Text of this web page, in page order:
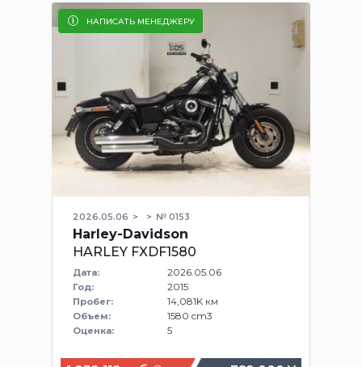
НАПИСАТЬ МЕНЕДЖЕРУ
2026.05.06 № 0153
Harley-Davidson
HARLEY FXDF1580
Дата: 2026.05.06
Год: 2015
Пробег: 14,081K км
Объем: 1580 cm3
Оценка: 5